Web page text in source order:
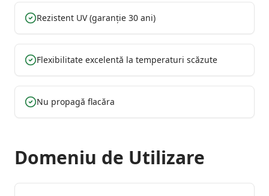
Rezistent UV (garanție 30 ani)
Flexibilitate excelentă la temperaturi scăzute
Nu propagă flacăra
Domeniu de Utilizare